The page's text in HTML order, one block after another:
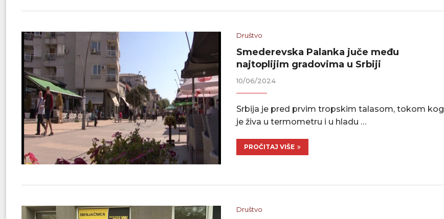
Društvo
Smederevska Palanka juče među
najtoplijim gradovima u Srbiji
10/06/2024
Srbija je pred prvim tropskim talasom, tokom kog
je živa u termometru i u hladu …
PROČITAJ VIŠE
Društvo